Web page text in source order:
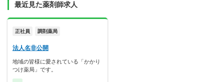
最近見た薬剤師求人
正社員 調剤薬局
法人名非公開
地域の皆様に愛されている「かかり
つけ薬局」です。